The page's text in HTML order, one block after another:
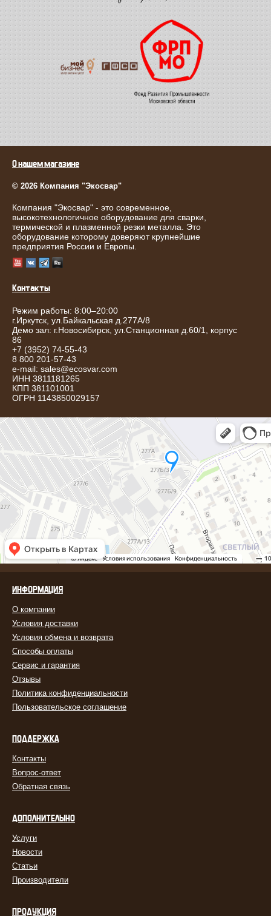
О нашем магазине
© 2026 Компания "Экосвар"
Компания "Экосвар" - это современное,
высокотехнологичное оборудование для сварки,
термической и плазменной резки металла. Это
оборудование которому доверяют крупнейшие
предприятия России и Европы.
Контакты
Режим работы: 8:00–20:00
г.Иркутск, ул.Байкальская д.277А/8
Демо зал: г.Новосибирск, ул.Станционная д.60/1, корпус
86
+7 (3952) 74-55-43
8 800 201-57-43
e-mail: sales@ecosvar.com
ИНН 3811181265
КПП 381101001
ОГРН 1143850029157
ИНФОРМАЦИЯ
О компании
Условия доставки
Условия обмена и возврата
Способы оплаты
Сервис и гарантия
Отзывы
Политика конфиденциальности
Пользовательское соглашение
ПОДДЕРЖКА
Контакты
Вопрос-ответ
Обратная связь
ДОПОЛНИТЕЛЬНО
Услуги
Новости
Статьи
Производители
ПРОДУКЦИЯ